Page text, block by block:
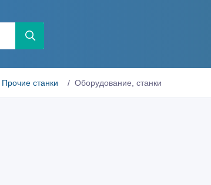
Прочие станки Оборудование, станки